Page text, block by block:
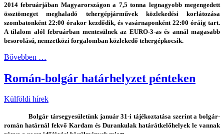
2014 februárjában Magyarországon a 7,5 tonna legnagyobb megengedett
össztömeget meghaladó tehergépjárművek közlekedési korlátozása
szombatonként 22:00 órakor kezdődik, és vasárnaponként 22:00 óráig tart.
A tilalom alól februárban mentesülnek az EURO-3-as és annál magasabb
besorolású, nemzetközi forgalomban közlekedő tehergépkocsik.
Bővebben …
Román-bolgár határhelyzet pénteken
Külföldi hírek
Bolgár társegyesületünk január 31-i tájékoztatása szerint a bolgár-
román határnál fekvő Kardam és Durankulak határátkelőhelyek le vannak